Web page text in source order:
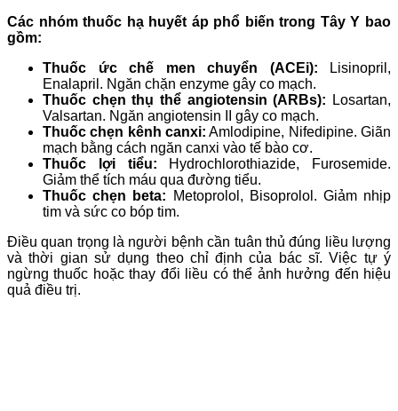
Các nhóm thuốc hạ huyết áp phổ biến trong Tây Y bao
gồm:
Thuốc ức chế men chuyển (ACEi): Lisinopril,
Enalapril. Ngăn chặn enzyme gây co mạch.
Thuốc chẹn thụ thể angiotensin (ARBs): Losartan,
Valsartan. Ngăn angiotensin II gây co mạch.
Thuốc chẹn kênh canxi: Amlodipine, Nifedipine. Giãn
mạch bằng cách ngăn canxi vào tế bào cơ.
Thuốc lợi tiểu: Hydrochlorothiazide, Furosemide.
Giảm thể tích máu qua đường tiểu.
Thuốc chẹn beta: Metoprolol, Bisoprolol. Giảm nhịp
tim và sức co bóp tim.
Điều quan trọng là người bệnh cần tuân thủ đúng liều lượng
và thời gian sử dụng theo chỉ định của bác sĩ. Việc tự ý
ngừng thuốc hoặc thay đổi liều có thể ảnh hưởng đến hiệu
quả điều trị.